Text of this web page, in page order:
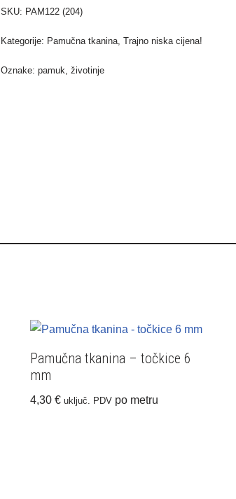
SKU: PAM122 (204)
Kategorije: Pamučna tkanina,Trajno niska cijena!
Oznake:pamuk,životinje
Pamučna tkanina – točkice 6
mm
4,30€ uključ. PDV po metru